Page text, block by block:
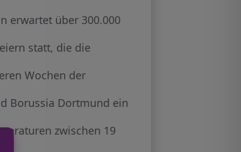
erwartet über 300.000
statt, die die
Wochen der
Borussia Dortmund ein
zwischen 19